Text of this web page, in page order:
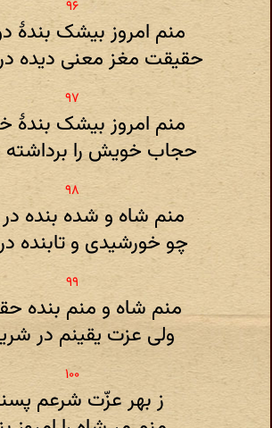
منم امروز بیشک
حقیقت مغز معنی دیده
منم امروز بیشک
حجاب خویش را
منم شاه و شده بنده در
چو خورشیدی و تابنده در
منم شاه و منم بنده
ولی عزت یقینم در
ز بهر عزّت شرعم